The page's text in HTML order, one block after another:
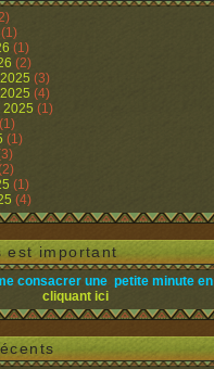
(1)
(1)
(2)
(3)
(4)
2025 (1)
(1)
(1)
(1)
(4)
est important
consacrer une petite minute en
cliquant ici